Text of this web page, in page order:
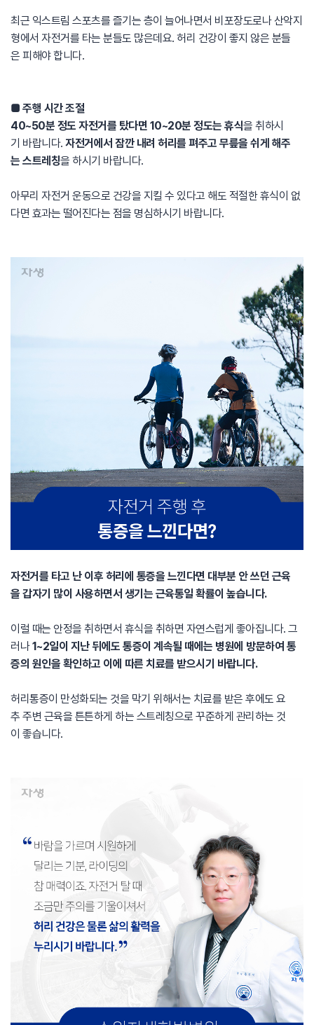
최근 익스트림 스포츠를 즐기는 층이 늘어나면서 비포장도로나 산악지
형에서 자전거를 타는 분들도 많은데요. 허리 건강이 좋지 않은 분들
은 피해야 합니다.
■ 주행 시간 조절
40~50분 정도 자전거를 탔다면 10~20분 정도는 휴식을 취하시
기 바랍니다. 자전거에서 잠깐 내려 허리를 펴주고 무릎을 쉬게 해주
는 스트레칭을 하시기 바랍니다.
아무리 자전거 운동으로 건강을 지킬 수 있다고 해도 적절한 휴식이 없
다면 효과는 떨어진다는 점을 명심하시기 바랍니다.
자전거를 타고 난 이후 허리에 통증을 느낀다면 대부분 안 쓰던 근육
을 갑자기 많이 사용하면서 생기는 근육통일 확률이 높습니다.
이럴 때는 안정을 취하면서 휴식을 취하면 자연스럽게 좋아집니다. 그
러나1~2일이 지난 뒤에도 통증이 계속될 때에는 병원에 방문하여 통
증의 원인을 확인하고 이에 따른 치료를 받으시기 바랍니다.
허리통증이 만성화되는 것을 막기 위해서는 치료를 받은 후에도 요
추 주변 근육을 튼튼하게 하는 스트레칭으로 꾸준하게 관리하는 것
이 좋습니다.